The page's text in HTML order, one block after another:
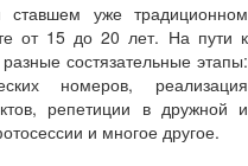
уже традиционном
от 15 до 20 лет. На пути к
состязательные этапы:
номеров, реализация
репетиции в дружной и
и многое другое.